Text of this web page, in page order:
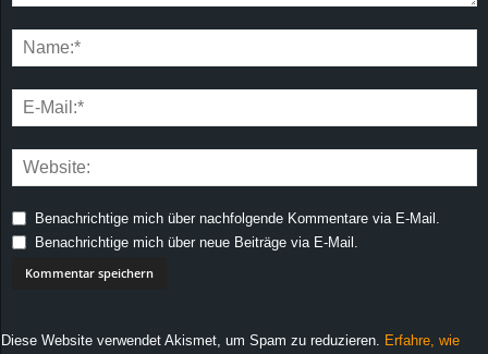
Benachrichtige mich über nachfolgende Kommentare via E-Mail.
Benachrichtige mich über neue Beiträge via E-Mail.
Diese Website verwendet Akismet, um Spam zu reduzieren.
Erfahre, wie